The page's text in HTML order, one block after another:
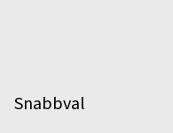
Snabbval